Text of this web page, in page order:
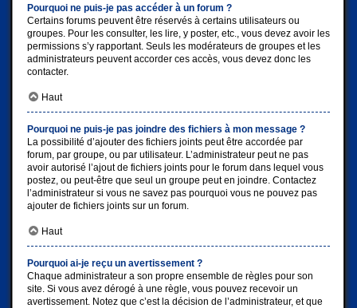
Pourquoi ne puis-je pas accéder à un forum ?
Certains forums peuvent être réservés à certains utilisateurs ou
groupes. Pour les consulter, les lire, y poster, etc., vous devez avoir les
permissions s’y rapportant. Seuls les modérateurs de groupes et les
administrateurs peuvent accorder ces accès, vous devez donc les
contacter.
Haut
Pourquoi ne puis-je pas joindre des fichiers à mon message ?
La possibilité d’ajouter des fichiers joints peut être accordée par
forum, par groupe, ou par utilisateur. L’administrateur peut ne pas
avoir autorisé l’ajout de fichiers joints pour le forum dans lequel vous
postez, ou peut-être que seul un groupe peut en joindre. Contactez
l’administrateur si vous ne savez pas pourquoi vous ne pouvez pas
ajouter de fichiers joints sur un forum.
Haut
Pourquoi ai-je reçu un avertissement ?
Chaque administrateur a son propre ensemble de règles pour son
site. Si vous avez dérogé à une règle, vous pouvez recevoir un
avertissement. Notez que c’est la décision de l’administrateur, et que